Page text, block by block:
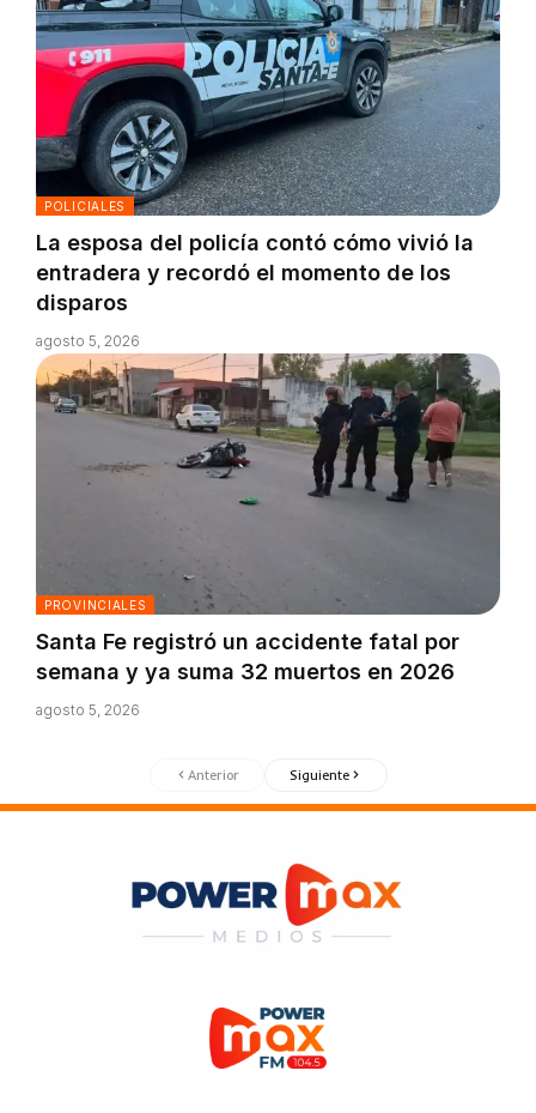
POLICIALES
La esposa del policía contó cómo vivió la
entradera y recordó el momento de los
disparos
agosto 5, 2026
PROVINCIALES
Santa Fe registró un accidente fatal por
semana y ya suma 32 muertos en 2026
agosto 5, 2026
Anterior Siguiente